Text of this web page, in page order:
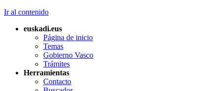
Ir al contenido
euskadi.eus
Página de inicio
Temas
Gobierno Vasco
Trámites
Herramientas
Contacto